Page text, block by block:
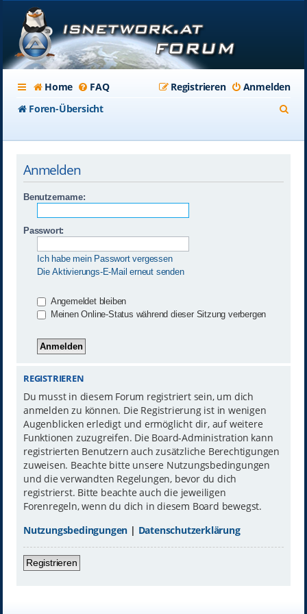
Home FAQ Anmelden
Registrieren
Foren-Übersicht
Anmelden
Benutzername:
Passwort:
Ich habe mein Passwort vergessen
Die Aktivierungs-E-Mail erneut senden
Angemeldet bleiben
Meinen Online-Status während dieser Sitzung verbergen
REGISTRIEREN
Du musst in diesem Forum registriert sein, um dich
anmelden zu können. Die Registrierung ist in wenigen
Augenblicken erledigt und ermöglicht dir, auf weitere
Funktionen zuzugreifen. Die Board-Administration kann
registrierten Benutzern auch zusätzliche Berechtigungen
zuweisen. Beachte bitte unsere Nutzungsbedingungen
und die verwandten Regelungen, bevor du dich
registrierst. Bitte beachte auch die jeweiligen
Forenregeln, wenn du dich in diesem Board bewegst.
Nutzungsbedingungen | Datenschutzerklärung
Registrieren